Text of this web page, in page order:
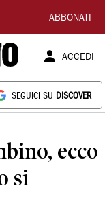
ABBONATI
ACCEDI
SEGUICI SU DISCOVER
ecco
si